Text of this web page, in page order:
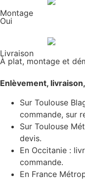
Montage
Oui
Livraison
À plat, montage et
Enlèvement,
Sur Toulouse
commande, sur
Sur Toulouse
devis.
En Occitanie :
commande.
En France